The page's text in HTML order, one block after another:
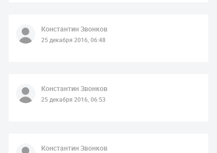
Константин Звонков
25 декабря 2016, 06:48
Константин Звонков
25 декабря 2016, 06:53
Константин Звонков